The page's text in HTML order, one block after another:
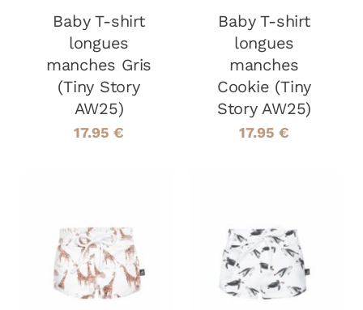
OPTIONS
PEUVENT
ÊTRE
CHOISIES
SUR
LA
PAGE
DU
Baby T-shirt
longues
manches Gris
(Tiny Story
AW25)
17.95 €
OPTIONS
PEUVENT
ÊTRE
CHOISIES
SUR
LA
PAGE
DU
Baby T-shirt
longues
manches
Cookie (Tiny
Story AW25)
17.95 €
CHOIX DES
OPTIONS CE
PRODUIT
A
/
DÉTAILS
CHOIX DES
OPTIONS CE
PRODUIT
A
/
DÉTAILS